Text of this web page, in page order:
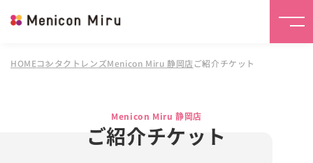
HOMEコンタクトレンズMenicon Miru 静岡店ご紹介チケット
Menicon Miru 静岡店
ご紹介チケット